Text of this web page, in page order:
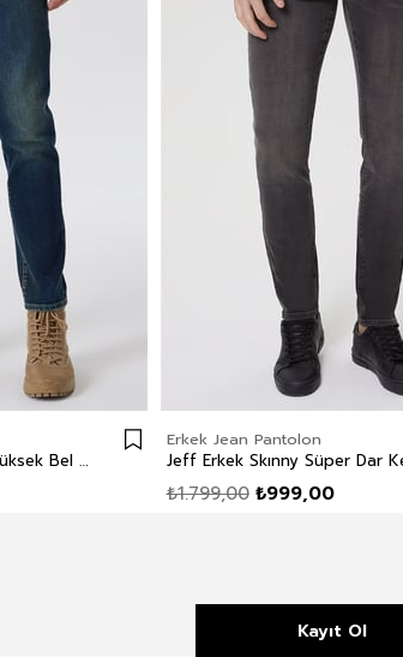
Jack Erkek Slım Dar Kesim Yüksek Bel Dar Paça Jean Pantolon Mavi
Erkek Jean Pantolon
₺999,00
₺1.799,00
Kayıt Ol